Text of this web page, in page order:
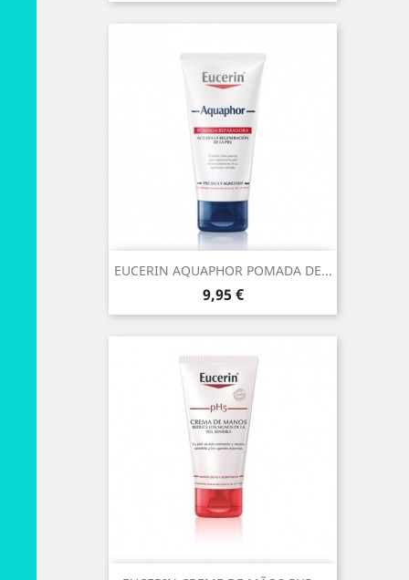
EUCERIN AQUAPHOR POMADA DE...
Preço
9,95 €